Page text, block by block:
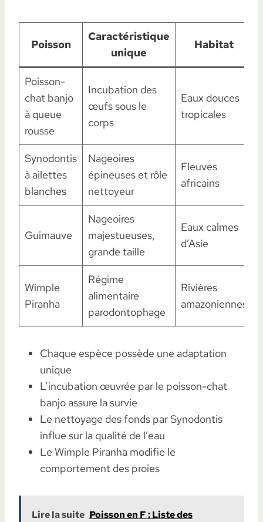
Poisson
Caractéristique
unique
Habitat
Poisson-
chat banjo
à queue
rousse
Incubation des
œufs sous le
corps
Eaux douces
tropicales
Synodontis
à ailettes
blanches
Nageoires
épineuses et rôle
nettoyeur
Fleuves
africains
Guimauve
Nageoires
majestueuses,
grande taille
Eaux calmes
d’Asie
Wimple
Piranha
Régime
alimentaire
parodontophage
Rivières
amazoniennes
Chaque espèce possède une adaptation
unique
L’incubation œuvrée par le poisson-chat
banjo assure la survie
Le nettoyage des fonds par Synodontis
influe sur la qualité de l’eau
Le Wimple Piranha modifie le
comportement des proies
Lire la suite Poisson en F : Liste des